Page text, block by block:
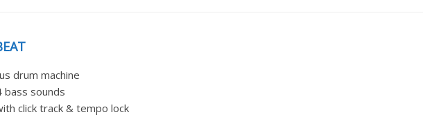
drum machine
bass sounds
click track & tempo lock